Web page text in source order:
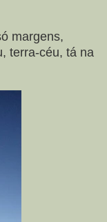
margens,
terra-céu, tá na